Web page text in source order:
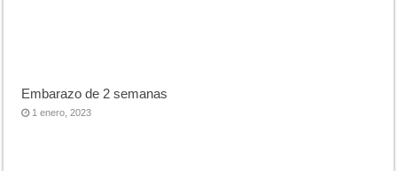
Embarazo de 2 semanas
1 enero, 2023